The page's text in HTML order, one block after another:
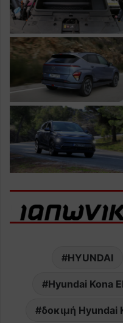
HYUNDAI
Hyundai Kona
δοκιμή Hyundai